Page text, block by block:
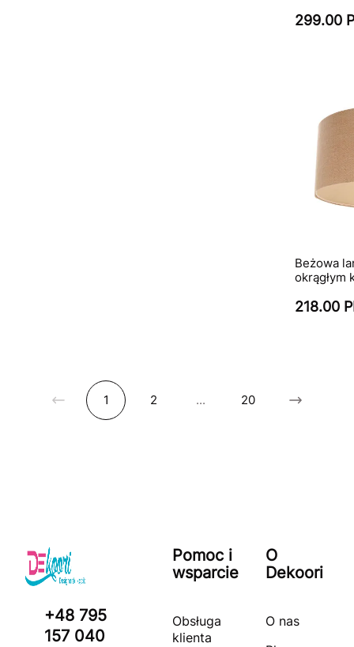
299.00
Beżowa
okrągłym
218.00
1 2 ... 20
+48 795
157 040
Pomoc i
wsparcie
Obsługa
klienta
O
Dekoori
O nas